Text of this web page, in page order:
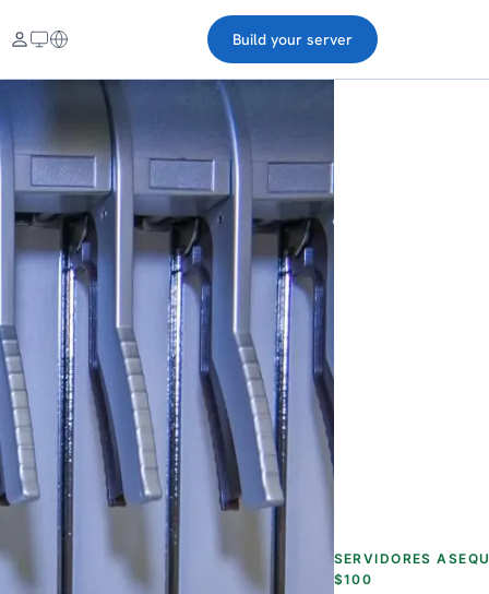
Build your server
SERVIDORES
$100